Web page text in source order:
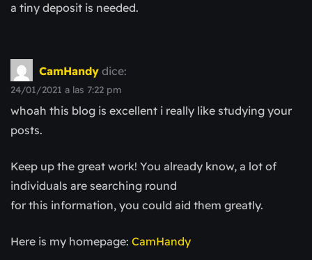
a tiny deposit is needed.
CamHandy dice:
24/01/2021 a las 7:22 pm
whoah this blog is excellent i really like studying your
posts.
Keep up the great work! You already know, a lot of
individuals are searching round
for this information, you could aid them greatly.
Here is my homepage: CamHandy